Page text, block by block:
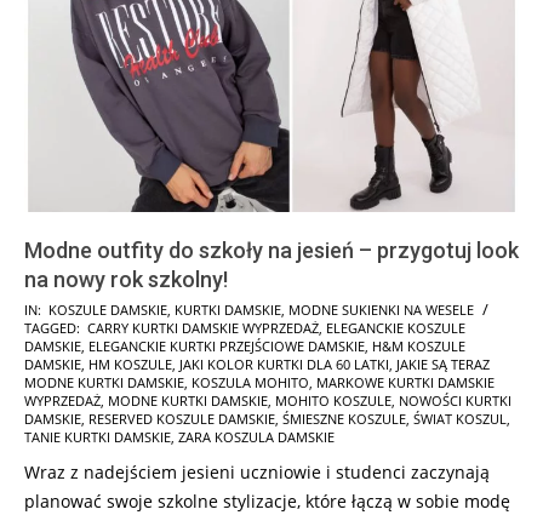
Modne outfity do szkoły na jesień – przygotuj look
na nowy rok szkolny!
2024-
07-
26
IN: KOSZULE DAMSKIE, KURTKI DAMSKIE, MODNE SUKIENKI NA WESELE
TAGGED: CARRY KURTKI DAMSKIE WYPRZEDAŻ, ELEGANCKIE KOSZULE
DAMSKIE, ELEGANCKIE KURTKI PRZEJŚCIOWE DAMSKIE, H&M KOSZULE
DAMSKIE, HM KOSZULE, JAKI KOLOR KURTKI DLA 60 LATKI, JAKIE SĄ TERAZ
MODNE KURTKI DAMSKIE, KOSZULA MOHITO, MARKOWE KURTKI DAMSKIE
WYPRZEDAŻ, MODNE KURTKI DAMSKIE, MOHITO KOSZULE, NOWOŚCI KURTKI
DAMSKIE, RESERVED KOSZULE DAMSKIE, ŚMIESZNE KOSZULE, ŚWIAT KOSZUL,
TANIE KURTKI DAMSKIE, ZARA KOSZULA DAMSKIE
Wraz z nadejściem jesieni uczniowie i studenci zaczynają
planować swoje szkolne stylizacje, które łączą w sobie modę